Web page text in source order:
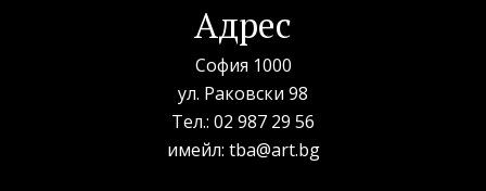
Адрес
София 1000
ул. Раковски 98
Тел.: 02 987 29 56
имейл: tba@art.bg